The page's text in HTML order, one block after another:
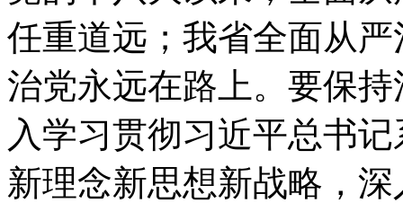
任重道远；我省全面从
治党永远在路上。要保
入学习贯彻习近平总书
新理念新思想新战略，